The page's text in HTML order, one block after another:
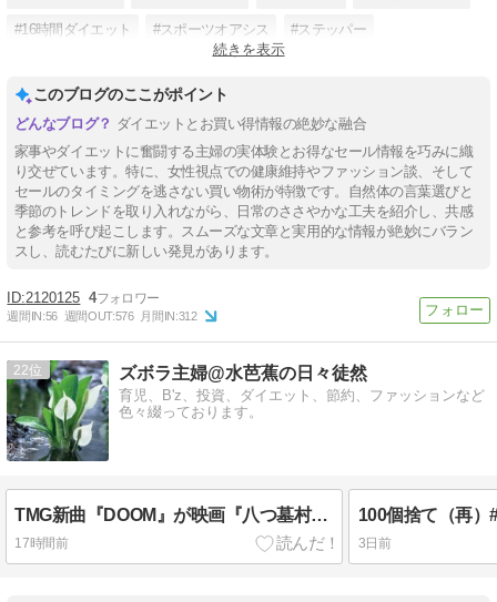
#16時間ダイエット #スポーツオアシス #ステッパー
続きを表示
このブログのここがポイント
ダイエットとお買い得情報の絶妙な融合
家事やダイエットに奮闘する主婦の実体験とお得なセール情報を巧みに織
り交ぜています。特に、女性視点での健康維持やファッション談、そして
セールのタイミングを逃さない買い物術が特徴です。自然体の言葉選びと
季節のトレンドを取り入れながら、日常のささやかな工夫を紹介し、共感
と参考を呼び起こします。スムーズな文章と実用的な情報が絶妙にバラン
スし、読むたびに新しい発見があります。
2120125 4
週間IN:56 週間OUT:576 月間IN:312
22 ズボラ主婦@水芭蕉の日々徒然
育児、B'z、投資、ダイエット、節約、ファッションなど
色々綴っております。
TMG新曲『DOOM』が映画『八つ墓村』主題歌に
17時間前 3日前